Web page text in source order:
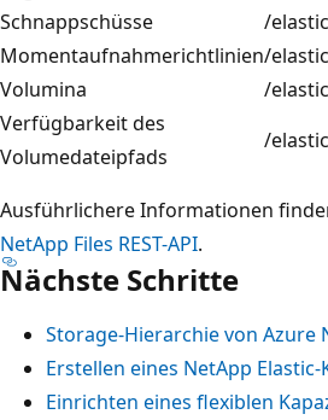
Schnappschüsse
/
Momentaufnahmerichtlinien/
Volumina
/
Verfügbarkeit des
Volumedateipfads
/
Ausführlichere Informationen
NetApp Files REST-API.
Nächste Schritte
Storage-Hierarchie von Azure
Erstellen eines NetApp Elastic-
Einrichten eines flexiblen